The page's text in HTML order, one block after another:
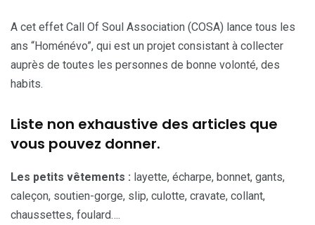
A cet effet Call Of Soul Association (COSA) lance tous les
ans “Homénévo”, qui est un projet consistant à collecter
auprès de toutes les personnes de bonne volonté, des
habits.
Liste non exhaustive des articles que
vous pouvez donner.
Les petits vêtements : layette, écharpe, bonnet, gants,
caleçon, soutien-gorge, slip, culotte, cravate, collant,
chaussettes, foulard….